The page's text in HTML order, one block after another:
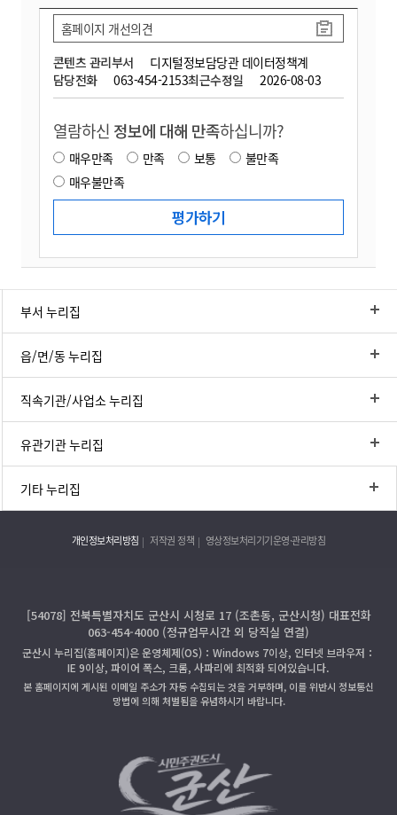
콘텐츠 관리부서
디지털정보담당관 데이터정책계
담당전화
063-454-2153최근수정일 2026-08-03
홈페이지 개선의견
열람하신 정보에 대해 만족하십니까?
매우만족 만족 보통
불만족
매우불만족
부서 누리집
읍/면/동 누리집
직속기관/사업소 누리집
유관기관 누리집
기타 누리집
개인정보처리방침 저작권 정책 영상정보처리기기운영·관리방침
[54078] 전북특별자치도 군산시 시청로 17 (조촌동, 군산시청) 대표전화
063-454-4000 (정규업무시간 외 당직실 연결)
군산시 누리집(홈페이지)은 운영체제(OS)：Windows 7이상, 인터넷 브라우저：
IE 9이상, 파이어 폭스, 크롬, 사파리에 최적화 되어있습니다.
본 홈페이지에 게시된 이메일 주소가 자동 수집되는 것을 거부하며, 이를 위반시 정보통신
망법에 의해 처벌됨을 유념하시기 바랍니다.